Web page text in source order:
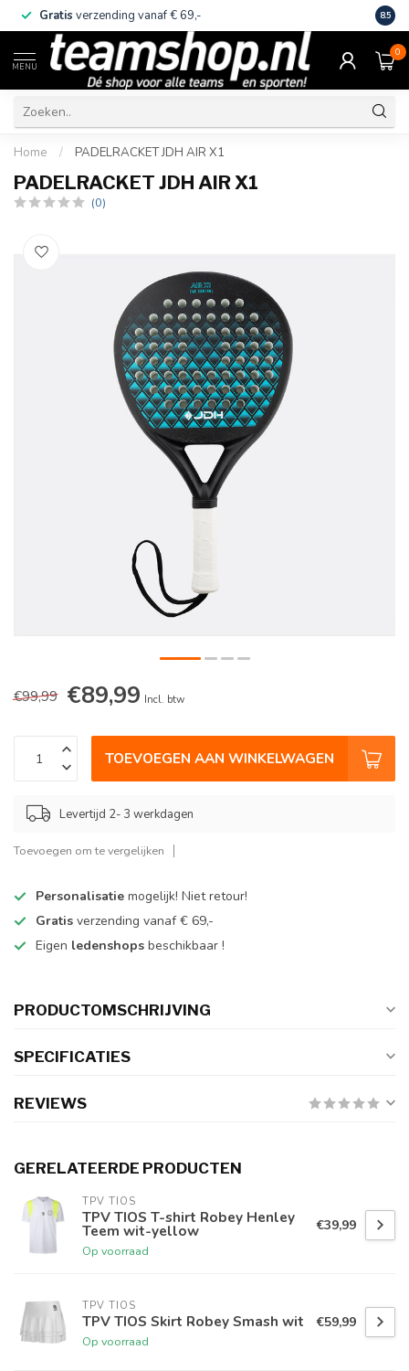
Gratis verzending vanaf € 69,- Eigen
8.5
MENU
0
Home / PADELRACKET JDH AIR X1
PADELRACKET JDH AIR X1
(0)
€99,99 €89,99 Incl. btw
TOEVOEGEN AAN WINKELWAGEN
Levertijd 2- 3 werkdagen
Toevoegen om te vergelijken
Personalisatie mogelijk! Niet retour!
Gratis verzending vanaf € 69,-
Eigen ledenshops beschikbaar !
PRODUCTOMSCHRIJVING
SPECIFICATIES
REVIEWS
GERELATEERDE PRODUCTEN
TPV TIOS
TPV TIOS T-shirt Robey Henley
Teem wit-yellow
Op voorraad
€39,99
TPV TIOS
TPV TIOS Skirt Robey Smash wit
Op voorraad
€59,99